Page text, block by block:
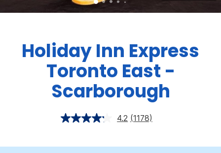
Holiday Inn Express
Toronto East -
Scarborough
4.2 (1178)